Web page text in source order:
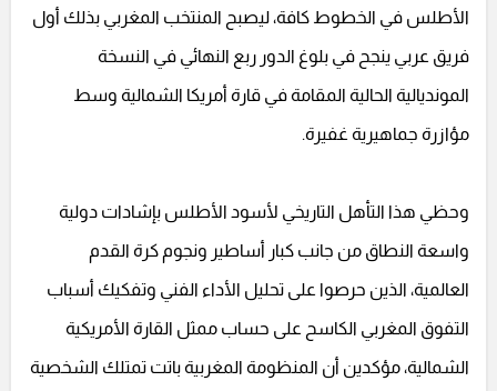
الأطلس في الخطوط كافة، ليصبح المنتخب المغربي بذلك أول
فريق عربي ينجح في بلوغ الدور ربع النهائي في النسخة
المونديالية الحالية المقامة في قارة أمريكا الشمالية وسط
مؤازرة جماهيرية غفيرة.
وحظي هذا التأهل التاريخي لأسود الأطلس بإشادات دولية
واسعة النطاق من جانب كبار أساطير ونجوم كرة القدم
العالمية، الذين حرصوا على تحليل الأداء الفني وتفكيك أسباب
التفوق المغربي الكاسح على حساب ممثل القارة الأمريكية
الشمالية، مؤكدين أن المنظومة المغربية باتت تمتلك الشخصية